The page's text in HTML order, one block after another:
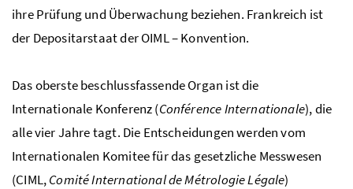
ihre Prüfung und Überwachung beziehen. Frankreich ist
der Depositarstaat der OIML – Konvention.
Das oberste beschlussfassende Organ ist die
Internationale Konferenz (Conférence Internationale), die
alle vier Jahre tagt. Die Entscheidungen werden vom
Internationalen Komitee für das gesetzliche Messwesen
(CIML,Comité International de Métrologie Légale)